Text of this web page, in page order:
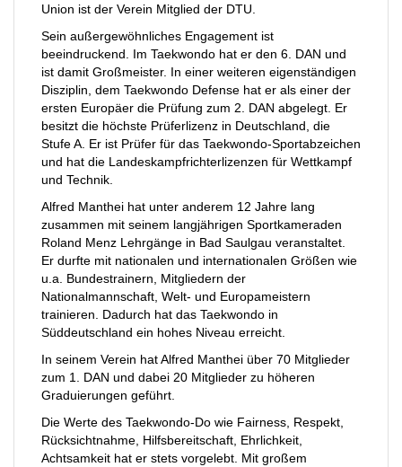
Union ist der Verein Mitglied der DTU.
Sein außergewöhnliches Engagement ist
beeindruckend. Im Taekwondo hat er den 6. DAN und
ist damit Großmeister. In einer weiteren eigenständigen
Disziplin, dem Taekwondo Defense hat er als einer der
ersten Europäer die Prüfung zum 2. DAN abgelegt. Er
besitzt die höchste Prüferlizenz in Deutschland, die
Stufe A. Er ist Prüfer für das Taekwondo-Sportabzeichen
und hat die Landeskampfrichterlizenzen für Wettkampf
und Technik.
Alfred Manthei hat unter anderem 12 Jahre lang
zusammen mit seinem langjährigen Sportkameraden
Roland Menz Lehrgänge in Bad Saulgau veranstaltet.
Er durfte mit nationalen und internationalen Größen wie
u.a. Bundestrainern, Mitgliedern der
Nationalmannschaft, Welt- und Europameistern
trainieren. Dadurch hat das Taekwondo in
Süddeutschland ein hohes Niveau erreicht.
In seinem Verein hat Alfred Manthei über 70 Mitglieder
zum 1. DAN und dabei 20 Mitglieder zu höheren
Graduierungen geführt.
Die Werte des Taekwondo-Do wie Fairness, Respekt,
Rücksichtnahme, Hilfsbereitschaft, Ehrlichkeit,
Achtsamkeit hat er stets vorgelebt. Mit großem